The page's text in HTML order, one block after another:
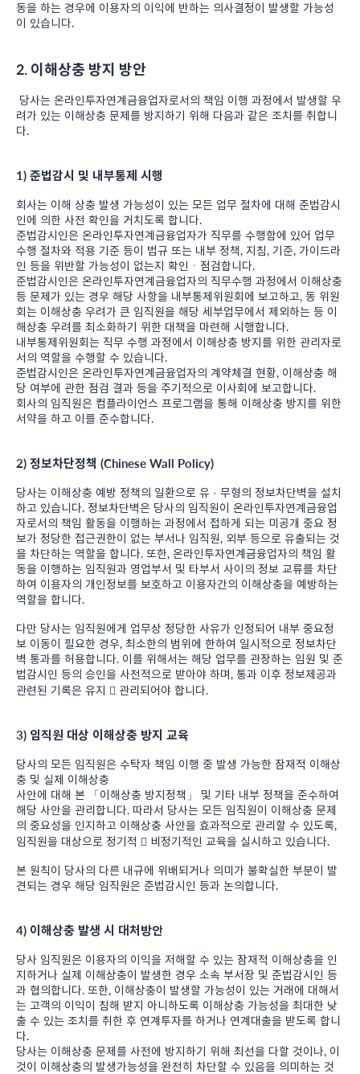
동을 하는 경우에 이용자의 이익에 반하는 의사결정이 발생할 가능성
이 있습니다.
2. 이해상충 방지 방안
당사는 온라인투자연계금융업자로서의 책임 이행 과정에서 발생할 우
려가 있는 이해상충 문제를 방지하기 위해 다음과 같은 조치를 취합니
다.
1) 준법감시 및 내부통제 시행
회사는 이해 상충 발생 가능성이 있는 모든 업무 절차에 대해 준법감시
인에 의한 사전 확인을 거치도록 합니다.
준법감시인은 온라인투자연계금융업자가 직무를 수행함에 있어 업무
수행 절차와 적용 기준 등이 법규 또는 내부 정책, 지침, 기준, 가이드라
인 등을 위반할 가능성이 없는지 확인ㆍ점검합니다.
준법감시인은 온라인투자연계금융업자의 직무수행 과정에서 이해상충
등 문제가 있는 경우 해당 사항을 내부통제위원회에 보고하고, 동 위원
회는 이해상충 우려가 큰 임직원을 해당 세부업무에서 제외하는 등 이
해상충 우려를 최소화하기 위한 대책을 마련해 시행합니다.
내부통제위원회는 직무 수행 과정에서 이해상충 방지를 위한 관리자로
서의 역할을 수행할 수 있습니다.
준법감시인은 온라인투자연계금융업자의 계약체결 현황, 이해상충 해
당 여부에 관한 점검 결과 등을 주기적으로 이사회에 보고합니다.
회사의 임직원은 컴플라이언스 프로그램을 통해 이해상충 방지를 위한
서약을 하고 이를 준수합니다.
2) 정보차단정책 (Chinese Wall Policy)
당사는 이해상충 예방 정책의 일환으로 유 · 무형의 정보차단벽을 설치
하고 있습니다. 정보차단벽은 당사의 임직원이 온라인투자연계금융업
자로서의 책임 활동을 이행하는 과정에서 접하게 되는 미공개 중요 정
보가 정당한 접근권한이 없는 부서나 임직원, 외부 등으로 유출되는 것
을 차단하는 역할을 합니다. 또한, 온라인투자연계금융업자의 책임 활
동을 이행하는 임직원과 영업부서 및 타부서 사이의 정보 교류를 차단
하여 이용자의 개인정보를 보호하고 이용자간의 이해상충을 예방하는
역할을 합니다.
다만 당사는 임직원에게 업무상 정당한 사유가 인정되어 내부 중요정
보 이동이 필요한 경우, 최소한의 범위에 한하여 일시적으로 정보차단
벽 통과를 허용합니다. 이를 위해서는 해당 업무를 관장하는 임원 및 준
법감시인 등의 승인을 사전적으로 받아야 하며, 통과 이후 정보제공과
관련된 기록은 유지  관리되어야 합니다.
3) 임직원 대상 이해상충 방지 교육
당사의 모든 임직원은 수탁자 책임 이행 중 발생 가능한 잠재적 이해상
충 및 실제 이해상충
사안에 대해 본 「이해상충 방지정책」 및 기타 내부 정책을 준수하여
해당 사안을 관리합니다. 따라서 당사는 모든 임직원이 이해상충 문제
의 중요성을 인지하고 이해상충 사안을 효과적으로 관리할 수 있도록,
임직원을 대상으로 정기적  비정기적인 교육을 실시하고 있습니다.
본 원칙이 당사의 다른 내규에 위배되거나 의미가 불확실한 부분이 발
견되는 경우 해당 임직원은 준법감시인 등과 논의합니다.
4) 이해상충 발생 시 대처방안
당사 임직원은 이용자의 이익을 저해할 수 있는 잠재적 이해상충을 인
지하거나 실제 이해상충이 발생한 경우 소속 부서장 및 준법감시인 등
과 협의합니다. 또한, 이해상충이 발생할 가능성이 있는 거래에 대해서
는 고객의 이익이 침해 받지 아니하도록 이해상충 가능성을 최대한 낮
출 수 있는 조치를 취한 후 연계투자를 하거나 연계대출을 받도록 합니
다.
당사는 이해상충 문제를 사전에 방지하기 위해 최선을 다할 것이나, 이
것이 이해상충의 발생가능성을 완전히 차단할 수 있음을 의미하는 것